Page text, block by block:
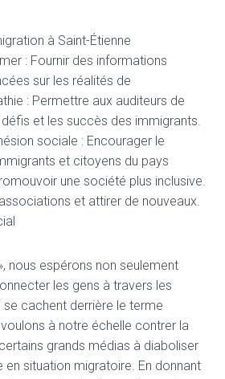
à Saint-Étienne
: Fournir des informations
sur les réalités de
: Permettre aux auditeurs de
et les succès des immigrants.
sociale : Encourager le
et citoyens du pays
une société plus inclusive.
et attirer de nouveaux.
nous espérons non seulement
les gens à travers les
se cachent derrière le terme
à notre échelle contrer la
grands médias à diaboliser
en situation migratoire. En donnant